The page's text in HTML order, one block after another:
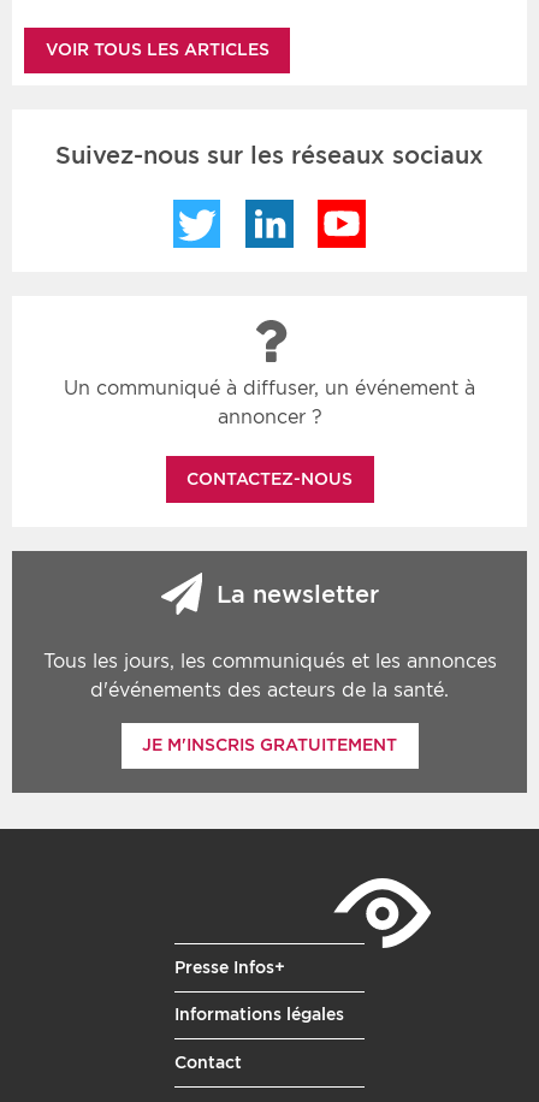
VOIR TOUS LES ARTICLES
Suivez-nous sur les réseaux sociaux
Twitter LinkedIn
Un communiqué à diffuser, un événement à
annoncer ?
CONTACTEZ-NOUS
La newsletter
Tous les jours, les communiqués et les annonces
d'événements des acteurs de la santé.
JE M'INSCRIS GRATUITEMENT
Presse Infos+
Informations légales
Contact